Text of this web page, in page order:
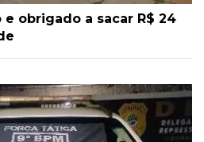
obrigado a sacar R$ 24